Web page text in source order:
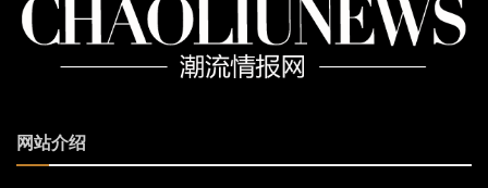
网站介绍